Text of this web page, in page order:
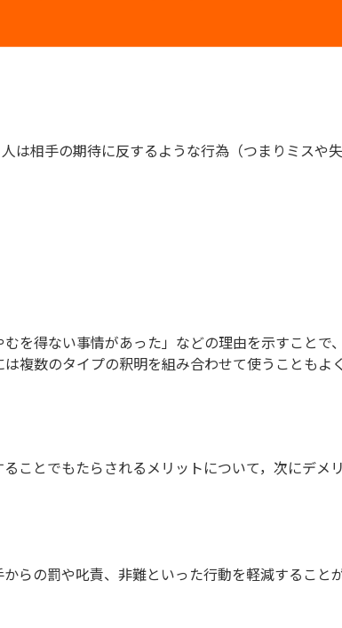
相手の期待に反するような行為（つまりミスや
を得ない事情があった」などの理由を示すこと
複数のタイプの釈明を組み合わせて使うこともよく
とでもたらされるメリットについて，次にデメ
らの罰や叱責、非難といった行動を軽減するこ